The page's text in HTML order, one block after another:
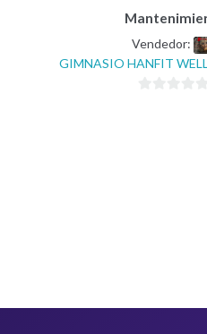
Vendedor:
GIMNASIO HANFIT